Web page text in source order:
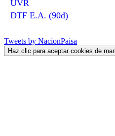
UVR
DTF E.A. (90d)
Tweets by NacionPaisa
Haz clic para aceptar cookies de